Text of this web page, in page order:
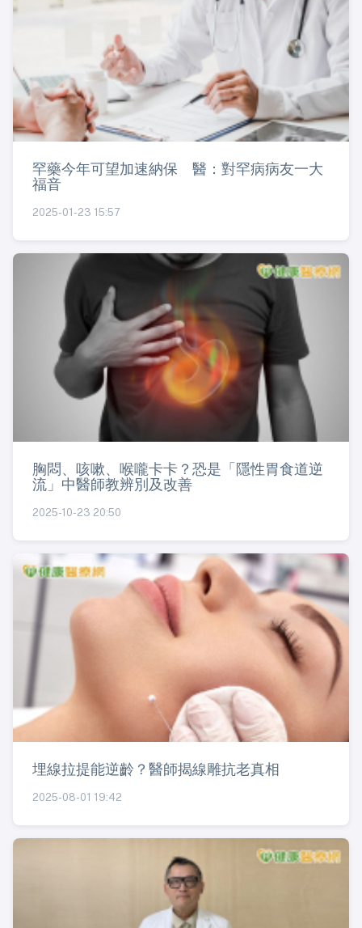
罕藥今年可望加速納保 醫：對罕病病友一大
福音
2025-01-23 15:57
胸悶、咳嗽、喉嚨卡卡？恐是「隱性胃食道逆
流」中醫師教辨別及改善
2025-10-23 20:50
埋線拉提能逆齡？醫師揭線雕抗老真相
2025-08-01 19:42